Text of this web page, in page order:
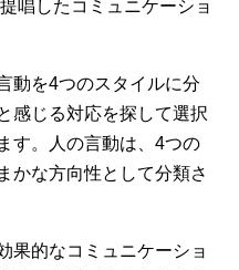
唱したコミュニケーショ
動を4つのスタイルに分
感じる対応を探して選択
す。人の言動は、4つの
かな方向性として分類さ
果的なコミュニケーショ